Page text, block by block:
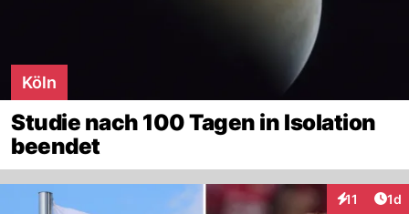
Köln
Studie nach 100 Tagen in Isolation
beendet
11 1d